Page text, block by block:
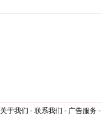
关于我们 - 联系我们 - 广告服务